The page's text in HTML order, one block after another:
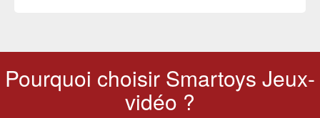
Pourquoi choisir Smartoys Jeux-
vidéo ?